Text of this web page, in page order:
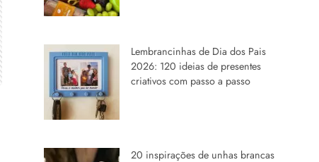
Lembrancinhas de Dia dos Pais
2026: 120 ideias de presentes
criativos com passo a passo
20 inspirações de unhas brancas